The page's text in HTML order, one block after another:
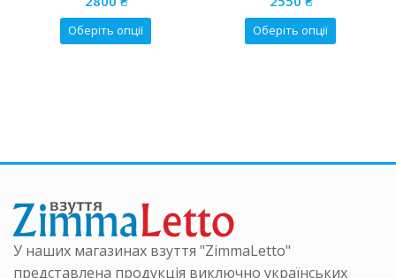
5
Оберіть опції
товар
можна
сторінці
товару
5
Оберіть опції
товар
можна
У наших магазинах взуття "ZimmaLetto"
представлена продукція виключно українських